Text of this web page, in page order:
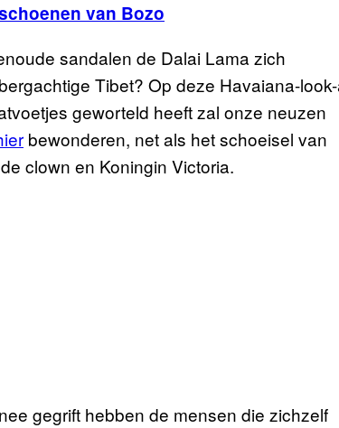
van Bozo
sandalen de Dalai Lama zich
Tibet? Op deze Havaiana-
geworteld heeft zal onze neuzen
bewonderen, net als het schoeisel van
clown en Koningin Victoria.
gegrift hebben de mensen die zichzelf